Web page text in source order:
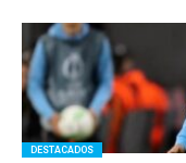
DESTACADOS